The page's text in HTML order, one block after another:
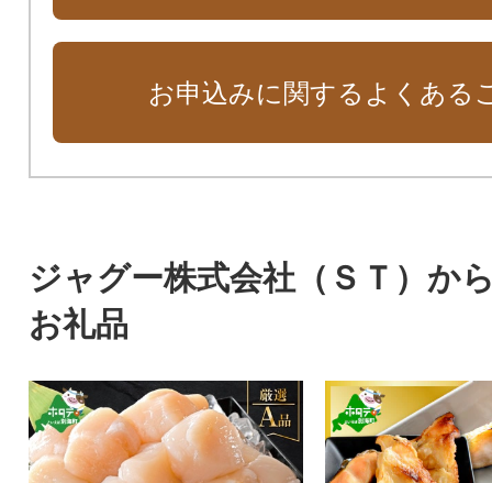
お申込みに関するよくある
ジャグー株式会社（ＳＴ）か
お礼品